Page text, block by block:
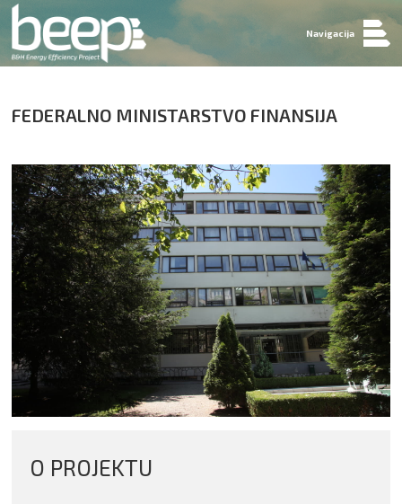
Navigacija
FEDERALNO MINISTARSTVO FINANSIJA
O PROJEKTU